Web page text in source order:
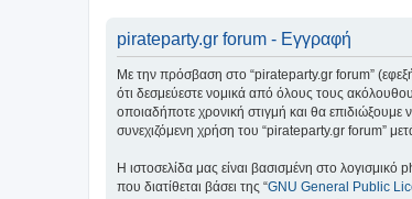
pirateparty.gr forum - Εγγραφή
Με την πρόσβαση στο “pirateparty.gr forum”
ότι δεσμεύεστε νομικά από όλους τους
οποιαδήποτε χρονική στιγμή και θα
συνεχιζόμενη χρήση του “pirateparty.gr forum”
Η ιστοσελίδα μας είναι βασισμένη στο
που διατίθεται βάσει της “GNU General Public